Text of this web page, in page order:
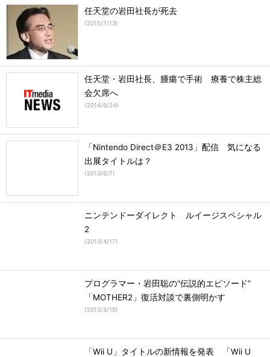
任天堂の岩田社長が死去
(2015/7/13)
任天堂・岩田社長、腫瘍で手術 療養で株主総
会欠席へ
(2014/6/24)
「Nintendo Direct＠E3 2013」配信 気になる
出展タイトルは？
(2013/6/7)
ニンテンドーダイレクト ルイージスペシャル
2
(2013/4/17)
プログラマー・岩田聡の“伝説的エピソード”
「MOTHER2」復活対談で裏側明かす
(2013/3/19)
「Wii U」タイトルの新情報を発表 「Wii U